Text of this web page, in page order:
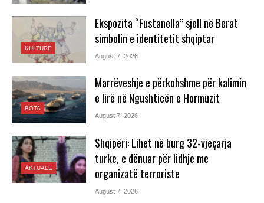
KULTURË
Ekspozita “Fustanella” sjell në Berat
simbolin e identitetit shqiptar
August 7, 2026
BOTA
Marrëveshje e përkohshme për kalimin
e lirë në Ngushticën e Hormuzit
August 7, 2026
AKTUALE
Shqipëri: Lihet në burg 32-vjeçarja
turke, e dënuar për lidhje me
organizatë terroriste
August 7, 2026